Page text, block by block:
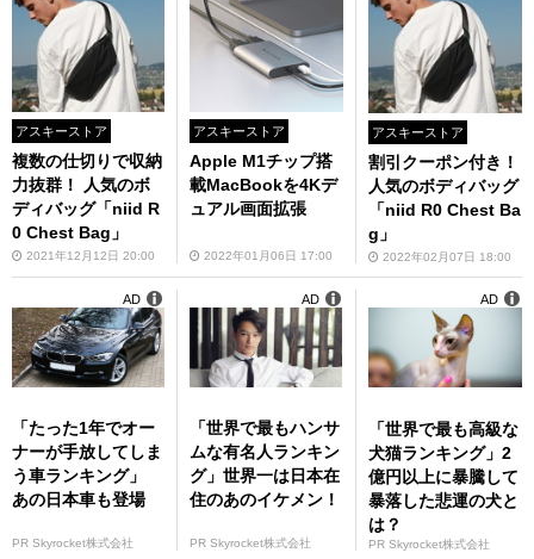
アスキーストア
複数の仕切りで収納
力抜群！ 人気のボ
ディバッグ「niid R
0 Chest Bag」
2021年12月12日 20:00
アスキーストア
Apple M1チップ搭
載MacBookを4Kデ
ュアル画面拡張
2022年01月06日 17:00
アスキーストア
割引クーポン付き！
人気のボディバッグ
「niid R0 Chest Ba
g」
2022年02月07日 18:00
「たった1年でオー
ナーが手放してしま
う車ランキング」
あの日本車も登場
PR Skyrocket株式会社
AD
「世界で最もハンサ
ムな有名人ランキン
グ」世界一は日本在
住のあのイケメン！
PR Skyrocket株式会社
AD
「世界で最も高級な
犬猫ランキング」2
億円以上に暴騰して
暴落した悲運の犬と
は？
PR Skyrocket株式会社
AD